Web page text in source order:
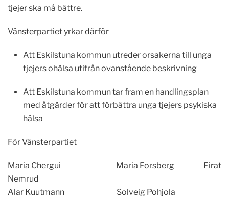
tjejer ska må bättre.
Vänsterpartiet yrkar därför
Att Eskilstuna kommun utreder orsakerna till unga
tjejers ohälsa utifrån ovanstående beskrivning
Att Eskilstuna kommun tar fram en handlingsplan
med åtgärder för att förbättra unga tjejers psykiska
hälsa
För Vänsterpartiet
Maria Chergui Maria Forsberg Firat
Nemrud
Alar Kuutmann Solveig Pohjola